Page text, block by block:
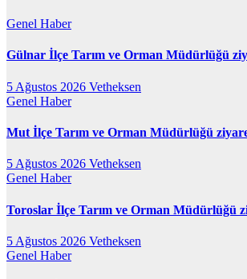
Genel Haber
Gülnar İlçe Tarım ve Orman Müdürlüğü
5 Ağustos 2026 Vetheksen
Genel Haber
Mut İlçe Tarım ve Orman Müdürlüğü
5 Ağustos 2026 Vetheksen
Genel Haber
Toroslar İlçe Tarım ve Orman Müdürlüğü
5 Ağustos 2026 Vetheksen
Genel Haber